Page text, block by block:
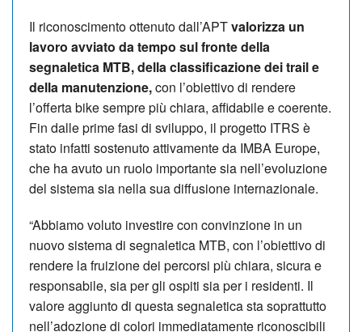
Il riconoscimento ottenuto dall’APTvalorizza un
lavoro avviato da tempo sul fronte della
segnaletica MTB, della classificazione dei trail e
della manutenzione,con l’obiettivo di rendere
l’offerta bike sempre più chiara, affidabile e coerente.
Fin dalle prime fasi di sviluppo, il progetto ITRS è
stato infatti sostenuto attivamente da IMBA Europe,
che ha avuto un ruolo importante sia nell’evoluzione
del sistema sia nella sua diffusione internazionale.
“Abbiamo voluto investire con convinzione in un
nuovo sistema di segnaletica MTB, con l’obiettivo di
rendere la fruizione dei percorsi più chiara, sicura e
responsabile, sia per gli ospiti sia per i residenti. Il
valore aggiunto di questa segnaletica sta soprattutto
nell’adozione di colori immediatamente riconoscibili